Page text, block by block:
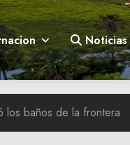
Noticias
los baños de la frontera